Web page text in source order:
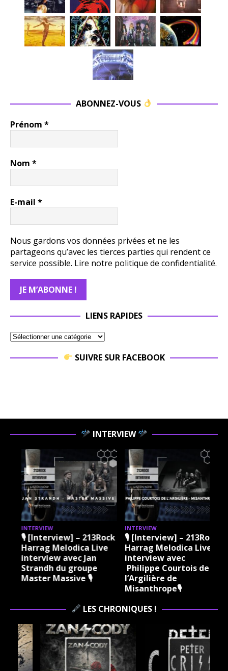
ABONNEZ-VOUS
Prénom *
Nom *
E-mail *
Nous gardons vos données privées et ne les
partageons qu’avec les tierces parties qui rendent ce
service possible. Lire notre politique de confidentialité.
LIENS RAPIDES
SUIVRE SUR FACEBOOK
INTERVIEW
INTERVIEW
🎙 [Interview] – 213Rock
Harrag Melodica Live
interview avec Jan
Strandh du groupe
Master Massive 🎙
INTERVIEW
🎙 [Interview] – 213Rock
Harrag Melodica Live
interview avec
Philippe Courtois de
l’Argilière de
Misanthrope🎙
LES CHRONIQUES !